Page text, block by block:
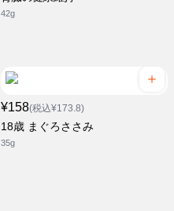
42g
¥158(税込¥173.8)
18歳 まぐろささみ
35g